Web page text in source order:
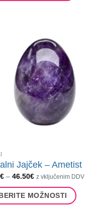
Jajček – Ametist
€ – 46.50€Cenovni
od
42.50€
do
z vključenim DDV
MOŽNOSTI